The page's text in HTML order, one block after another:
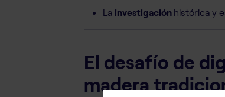
La investigación histórica y
El desafío de
madera